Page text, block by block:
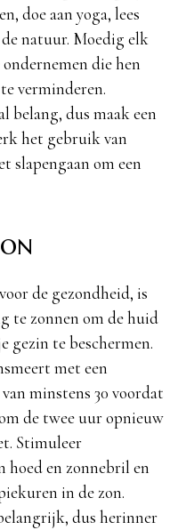
doe aan yoga, lees
natuur. Moedig elk
die hen
verminderen.
belang, dus maak een
het gebruik van
slapengaan om een
de gezondheid, is
te zonnen om de huid
gezin te beschermen.
met een
minstens 30 voordat
de twee uur opnieuw
Stimuleer
hoed en zonnebril en
in de zon.
dus herinner